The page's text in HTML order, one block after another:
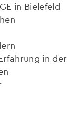
in Bielefeld
in der